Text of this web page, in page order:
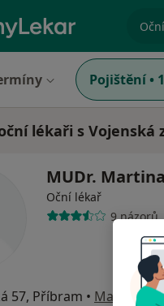
Pojištění • 1
lékaři s
MUDr.
Oční lékař
9 názorů
57, Příbram • Mapa